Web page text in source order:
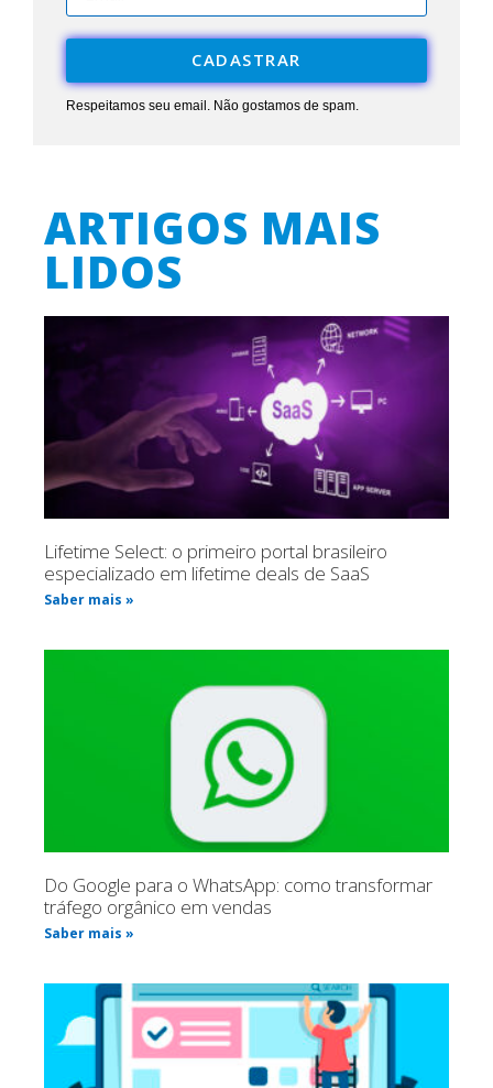
CADASTRAR
Respeitamos seu email. Não gostamos de spam.
ARTIGOS MAIS
LIDOS
Lifetime Select: o primeiro portal brasileiro
especializado em lifetime deals de SaaS
Saber mais »
Do Google para o WhatsApp: como transformar
tráfego orgânico em vendas
Saber mais »